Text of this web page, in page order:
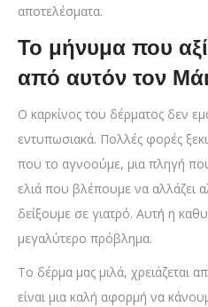
αποτελέσματα.
Το μήνυμα που
από αυτόν τον
Ο καρκίνος του δέρματος δεν
εντυπωσιακά. Πολλές φορές
που το αγνοούμε, μια πληγή
ελιά που βλέπουμε να αλλάζει
δείξουμε σε γιατρό. Αυτή η
μεγαλύτερο πρόβλημα.
Το δέρμα μας μιλά, χρειάζεται
είναι μια καλή αφορμή να